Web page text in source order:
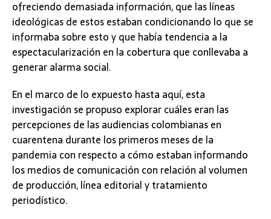
ofreciendo demasiada información, que las líneas
ideológicas de estos estaban condicionando lo que se
informaba sobre esto y que había tendencia a la
espectacularización en la cobertura que conllevaba a
generar alarma social.
En el marco de lo expuesto hasta aquí, esta
investigación se propuso explorar cuáles eran las
percepciones de las audiencias colombianas en
cuarentena durante los primeros meses de la
pandemia con respecto a cómo estaban informando
los medios de comunicación con relación al volumen
de producción, línea editorial y tratamiento
periodístico.